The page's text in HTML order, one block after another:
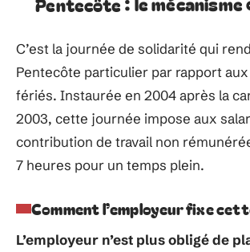
C’est la journée de solidarité qui
Pentecôte particulier par rapport
fériés. Instaurée en 2004 après la
2003, cette journée impose aux
contribution de travail non
7 heures pour un temps plein.
Comment l’employeur fixe
L’employeur n’est plus obligé de